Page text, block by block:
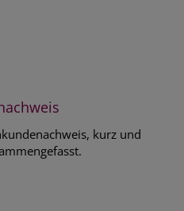
kurz und